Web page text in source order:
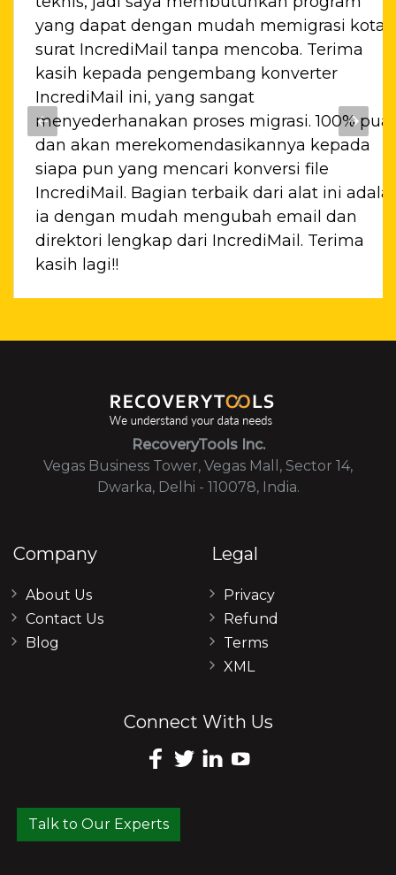
yang dapat dengan mudah memigrasi kotak
surat IncrediMail tanpa mencoba. Terima
kasih kepada pengembang konverter
IncrediMail ini, yang sangat
menyederhanakan proses migrasi. 100%
dan akan merekomendasikannya kepada
siapa pun yang mencari konversi file
IncrediMail. Bagian terbaik dari alat ini
ia dengan mudah mengubah email dan
direktori lengkap dari IncrediMail. Terima
kasih lagi!!
RecoveryTools Inc.
Vegas Business Tower, Vegas Mall, Sector 14,
Dwarka, Delhi - 110078, India.
Company
About Us
Contact Us
Blog
Legal
Privacy
Refund
Terms
XML
Connect With Us
Talk to Our Experts